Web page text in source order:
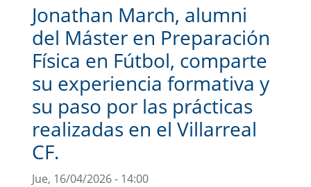
Jonathan March, alumni
del Máster en Preparación
Física en Fútbol, comparte
su experiencia formativa y
su paso por las prácticas
realizadas en el Villarreal
CF.
Jue, 16/04/2026 - 14:00